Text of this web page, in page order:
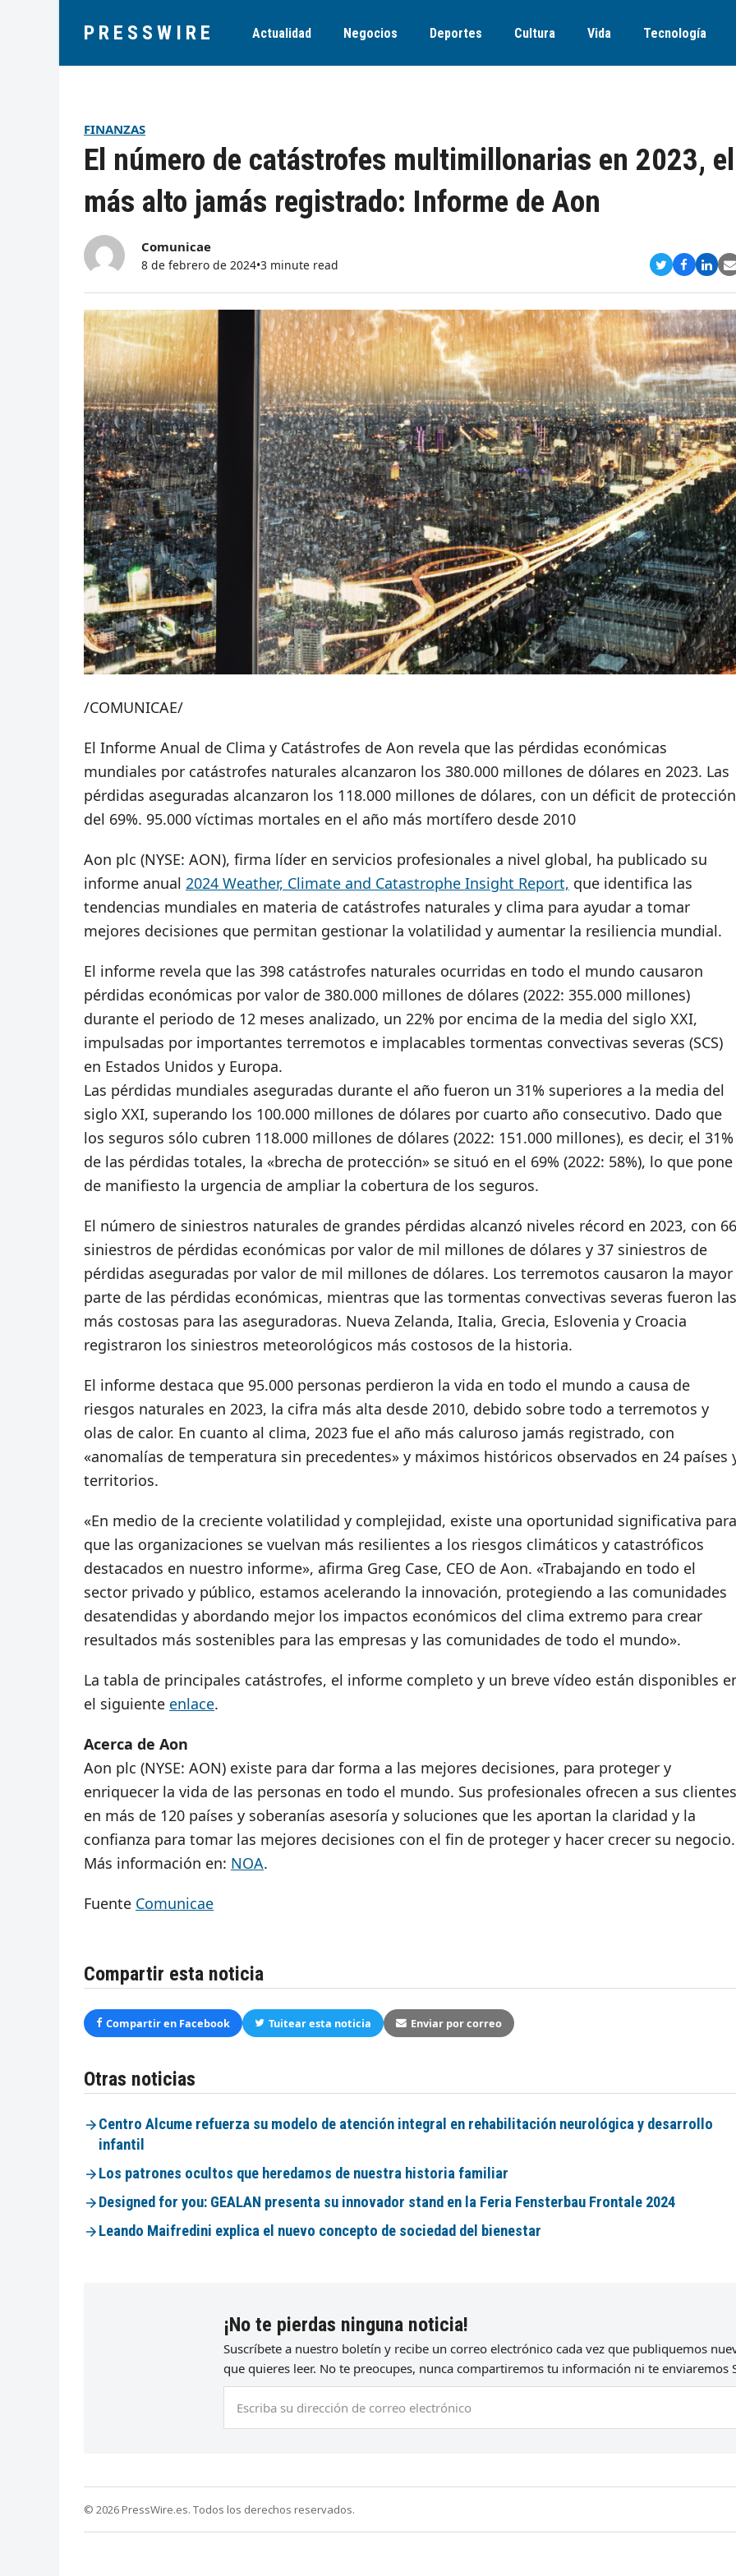
PRESSWIRE Actualidad Negocios Deportes Cultura Vida Tecnología
FINANZAS
El número de catástrofes multimillonarias en 2023, el
más alto jamás registrado: Informe de Aon
Comunicae
8 de febrero de 2024•3 minute read Compartir
Twitter
/COMUNICAE/
El Informe Anual de Clima y Catástrofes de Aon revela que las pérdidas económicas
mundiales por catástrofes naturales alcanzaron los 380.000 millones de dólares en 2023. Las
pérdidas aseguradas alcanzaron los 118.000 millones de dólares, con un déficit de protección
del 69%. 95.000 víctimas mortales en el año más mortífero desde 2010
Aon plc (NYSE: AON), firma líder en servicios profesionales a nivel global, ha publicado su
informe anual 2024 Weather, Climate and Catastrophe Insight Report, que identifica las
tendencias mundiales en materia de catástrofes naturales y clima para ayudar a tomar
mejores decisiones que permitan gestionar la volatilidad y aumentar la resiliencia mundial.
El informe revela que las 398 catástrofes naturales ocurridas en todo el mundo causaron
pérdidas económicas por valor de 380.000 millones de dólares (2022: 355.000 millones)
durante el periodo de 12 meses analizado, un 22% por encima de la media del siglo XXI,
impulsadas por importantes terremotos e implacables tormentas convectivas severas (SCS)
en Estados Unidos y Europa.
Las pérdidas mundiales aseguradas durante el año fueron un 31% superiores a la media del
siglo XXI, superando los 100.000 millones de dólares por cuarto año consecutivo. Dado que
los seguros sólo cubren 118.000 millones de dólares (2022: 151.000 millones), es decir, el 31%
de las pérdidas totales, la «brecha de protección» se situó en el 69% (2022: 58%), lo que pone
de manifiesto la urgencia de ampliar la cobertura de los seguros.
El número de siniestros naturales de grandes pérdidas alcanzó niveles récord en 2023, con 66
siniestros de pérdidas económicas por valor de mil millones de dólares y 37 siniestros de
pérdidas aseguradas por valor de mil millones de dólares. Los terremotos causaron la mayor
parte de las pérdidas económicas, mientras que las tormentas convectivas severas fueron las
más costosas para las aseguradoras. Nueva Zelanda, Italia, Grecia, Eslovenia y Croacia
registraron los siniestros meteorológicos más costosos de la historia.
El informe destaca que 95.000 personas perdieron la vida en todo el mundo a causa de
riesgos naturales en 2023, la cifra más alta desde 2010, debido sobre todo a terremotos y
olas de calor. En cuanto al clima, 2023 fue el año más caluroso jamás registrado, con
«anomalías de temperatura sin precedentes» y máximos históricos observados en 24 países
territorios.
«En medio de la creciente volatilidad y complejidad, existe una oportunidad significativa para
que las organizaciones se vuelvan más resilientes a los riesgos climáticos y catastróficos
destacados en nuestro informe», afirma Greg Case, CEO de Aon. «Trabajando en todo el
sector privado y público, estamos acelerando la innovación, protegiendo a las comunidades
desatendidas y abordando mejor los impactos económicos del clima extremo para crear
resultados más sostenibles para las empresas y las comunidades de todo el mundo».
La tabla de principales catástrofes, el informe completo y un breve vídeo están disponibles
el siguiente enlace.
Acerca de Aon
Aon plc (NYSE: AON) existe para dar forma a las mejores decisiones, para proteger y
enriquecer la vida de las personas en todo el mundo. Sus profesionales ofrecen a sus clientes
en más de 120 países y soberanías asesoría y soluciones que les aportan la claridad y la
confianza para tomar las mejores decisiones con el fin de proteger y hacer crecer su negocio.
Más información en: NOA.
Fuente Comunicae
Compartir esta noticia
Compartir en Facebook Tuitear esta noticia Enviar por correo
Otras noticias
Centro Alcume refuerza su modelo de atención integral en rehabilitación neurológica y desarrollo
infantil
Los patrones ocultos que heredamos de nuestra historia familiar
Designed for you: GEALAN presenta su innovador stand en la Feria Fensterbau Frontale 2024
Leando Maifredini explica el nuevo concepto de sociedad del bienestar
¡No te pierdas ninguna noticia!
Suscríbete a nuestro boletín y recibe un correo electrónico cada vez que publiquemos
que quieres leer. No te preocupes, nunca compartiremos tu información ni te enviaremos
© 2026 PressWire.es. Todos los derechos reservados.